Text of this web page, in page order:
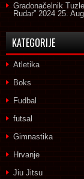
Gradonačelnik
Rudar” 2024 25.
KATEGORIJE
Atletika
Boks
Fudbal
futsal
Gimnastika
Hrvanje
Jiu Jitsu